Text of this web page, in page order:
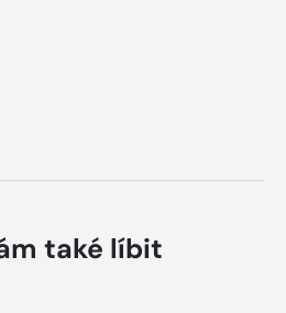
také líbit